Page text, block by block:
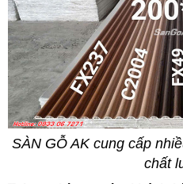
SÀN GỖ AK cung cấp
chất